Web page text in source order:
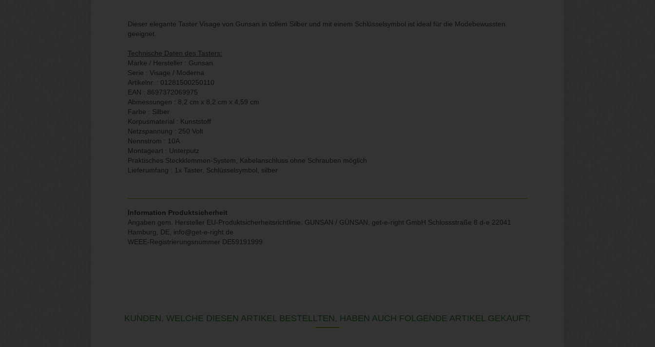
Dieser elegante Taster Visage von Gunsan in tollem Silber und mit einem Schlüsselsymbol ist ideal für die Modebewussten
geeignet.
Technische Daten des Tasters:
Marke / Hersteller : Gunsan
Serie : Visage / Moderna
Artikelnr. : 01281500250110
EAN : 8697372069975
Abmessungen : 8,2 cm x 8,2 cm x 4,59 cm
Farbe : Silber
Korpusmaterial : Kunststoff
Netzspannung : 250 Volt
Nennstrom : 10A
Montageart : Unterputz
Praktisches Steckklemmen-System, Kabelanschluss ohne Schrauben möglich
Lieferumfang : 1x Taster, Schlüsselsymbol, silber
Information Produktsicherheit
Angaben gem. Hersteller EU-Produktsicherheitsrichtlinie: GUNSAN / GÜNSAN, get-e-right GmbH Schlossstraße 8 d-e 22041
Hamburg, DE, info@get-e-right.de
WEEE-Registrierungsnummer DE59191999
KUNDEN, WELCHE DIESEN ARTIKEL BESTELLTEN, HABEN AUCH FOLGENDE ARTIKEL GEKAUFT: